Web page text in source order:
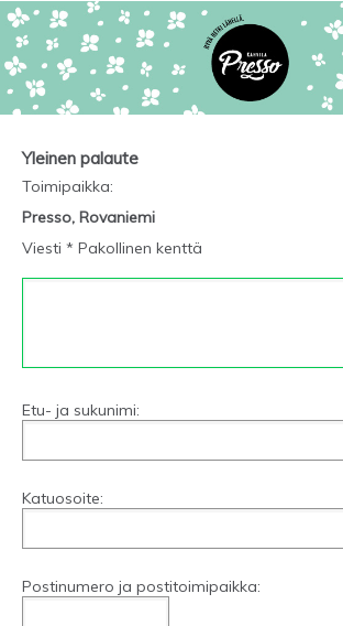
Yleinen palaute
Toimipaikka:
Presso, Rovaniemi
Viesti * Pakollinen kenttä
Etu- ja sukunimi:
Katuosoite:
Postinumero ja postitoimipaikka: